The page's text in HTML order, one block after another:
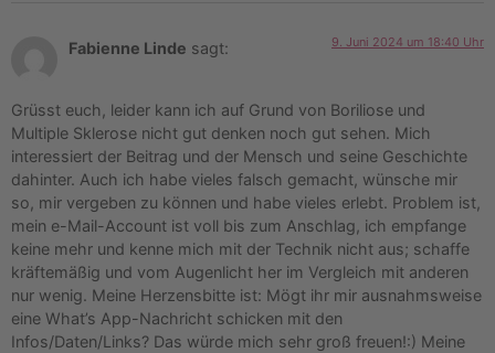
Fabienne Linde sagt: 9. Juni 2024 um 18:40 Uhr
Grüsst euch, leider kann ich auf Grund von Boriliose und
Multiple Sklerose nicht gut denken noch gut sehen. Mich
interessiert der Beitrag und der Mensch und seine Geschichte
dahinter. Auch ich habe vieles falsch gemacht, wünsche mir
so, mir vergeben zu können und habe vieles erlebt. Problem ist,
mein e-Mail-Account ist voll bis zum Anschlag, ich empfange
keine mehr und kenne mich mit der Technik nicht aus; schaffe
kräftemäßig und vom Augenlicht her im Vergleich mit anderen
nur wenig. Meine Herzensbitte ist: Mögt ihr mir ausnahmsweise
eine What’s App-Nachricht schicken mit den
Infos/Daten/Links? Das würde mich sehr groß freuen!:) Meine